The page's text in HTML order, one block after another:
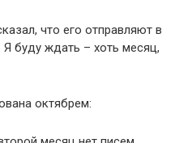
что его отправляют в
буду ждать – хоть месяц,
октябрем: